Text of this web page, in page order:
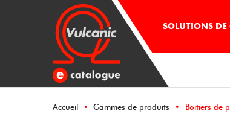
SOLUTIONS DE
Accueil Gammes de produits Boitiers de